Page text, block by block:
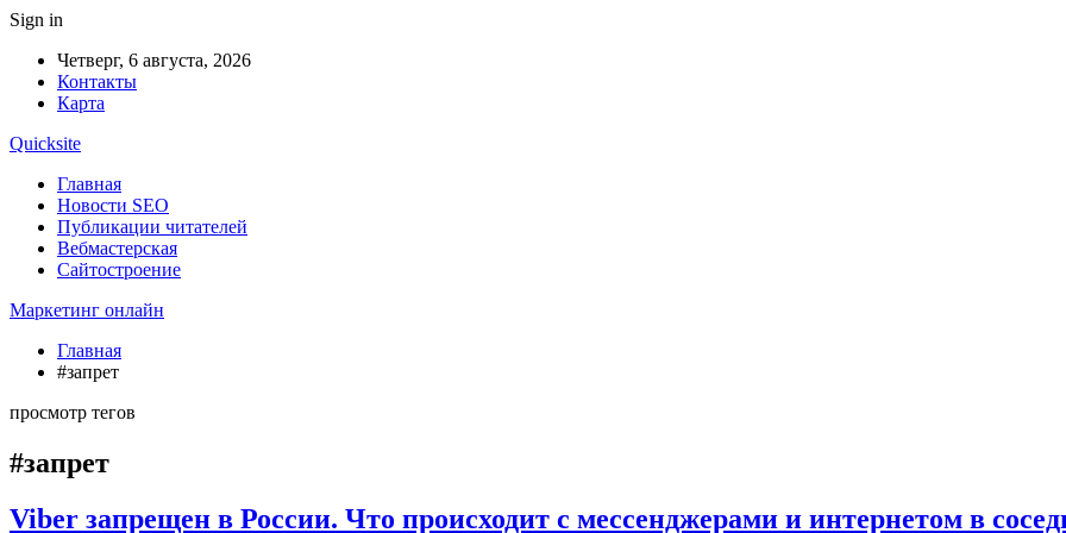
Sign in
Четверг, 6 августа, 2026
Контакты
Карта
Quicksite
Главная
Новости SEO
Публикации читателей
Вебмастерская
Сайтостроение
Маркетинг онлайн
Главная
#запрет
просмотр тегов
#запрет
Viber запрещен в России. Что происходит с мессенджерами и интернетом в